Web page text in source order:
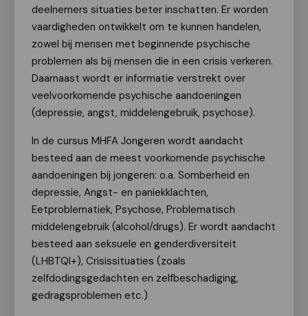
deelnemers situaties beter inschatten. Er worden
vaardigheden ontwikkelt om te kunnen handelen,
zowel bij mensen met beginnende psychische
problemen als bij mensen die in een crisis verkeren.
Daarnaast wordt er informatie verstrekt over
veelvoorkomende psychische aandoeningen
(depressie, angst, middelengebruik, psychose).
In de cursus MHFA Jongeren wordt aandacht
besteed aan de meest voorkomende psychische
aandoeningen bij jongeren: o.a. Somberheid en
depressie, Angst- en paniekklachten,
Eetproblematiek, Psychose, Problematisch
middelengebruik (alcohol/drugs). Er wordt aandacht
besteed aan seksuele en genderdiversiteit
(LHBTQI+), Crisissituaties (zoals
zelfdodingsgedachten en zelfbeschadiging,
gedragsproblemen etc.)